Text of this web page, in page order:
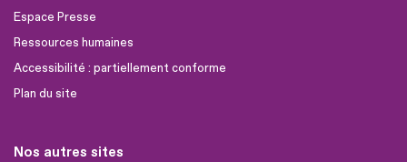
Espace Presse
Ressources humaines
Accessibilité : partiellement conforme
Plan du site
Nos autres sites